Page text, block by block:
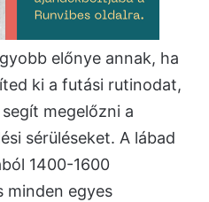
előnye annak, ha
ki a futási rutinodat,
megelőzni a
sérüléseket. A lábad
1400-1600
minden egyes